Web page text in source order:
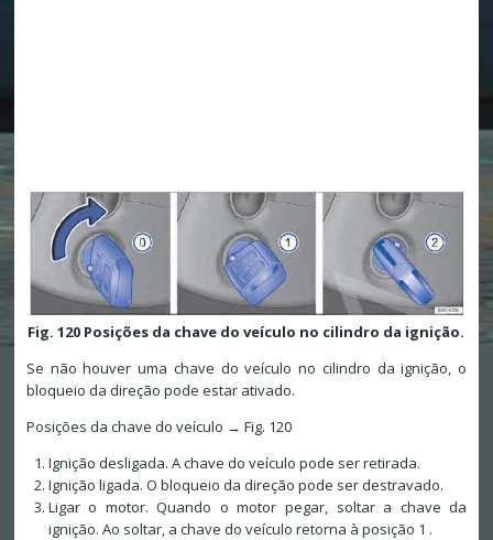
Fig. 120 Posições da chave do veículo no cilindro da ignição.
Se não houver uma chave do veículo no cilindro da ignição, o
bloqueio da direção pode estar ativado.
Posições da chave do veículo → Fig. 120
Ignição desligada. A chave do veículo pode ser retirada.
Ignição ligada. O bloqueio da direção pode ser destravado.
Ligar o motor. Quando o motor pegar, soltar a chave da
ignição. Ao soltar, a chave do veículo retorna à posição 1 .